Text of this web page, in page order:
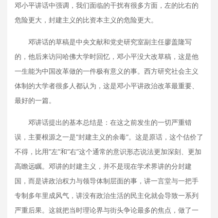
邓小平讲话中强调，我们面临的干扰有很多方面，左的比右的
危险更大，封建主义的比资本主义的危险更大。
邓讲话的草稿是中央文献和党史研究室副主任廖盖隆写
的，他后来访问哈佛大学时回忆，邓小平没大改草稿，这是他
一生能为中国改革做的一件极有意义的事。西方研究社会主义
体制的大学者很多人都认为，这是邓小平讲政治改革最重要、
最好的一篇。
邓讲话提出的基本总结是：在这之前发生的一切严重错
误，主要根源之一是“封建主义的余毒”。这是原话，这个估价了
不得，比用“左”和“右”这个通常的意识形态说法更加深刻、更加
高瞻远瞩。邓讲的封建主义，并不是现在学术界讲的分封建
国，而是讲政治权力与领导体制层面的事，讲一言堂与一把手
专制多年里成风气，讲没有政治生活的民主化就会导致一系列
严重后果。这就把当时理论界与街头争论最多的焦点，做了一